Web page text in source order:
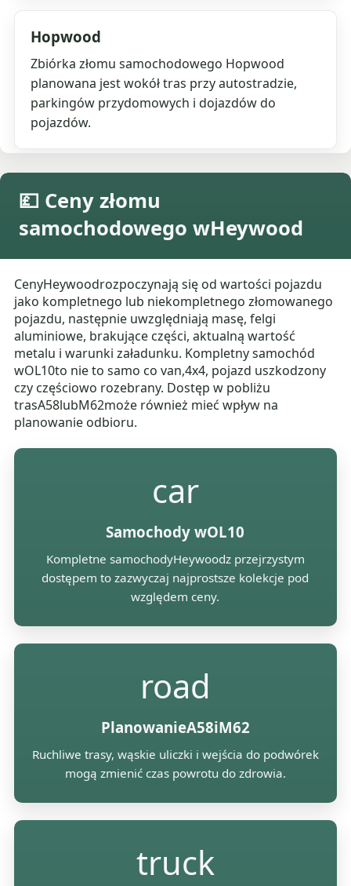
Hopwood
Zbiórka złomu samochodowego Hopwood
planowana jest wokół tras przy autostradzie,
parkingów przydomowych i dojazdów do
pojazdów.
💷 Ceny złomu
samochodowego wHeywood
CenyHeywoodrozpoczynają się od wartości pojazdu
jako kompletnego lub niekompletnego złomowanego
pojazdu, następnie uwzględniają masę, felgi
aluminiowe, brakujące części, aktualną wartość
metalu i warunki załadunku. Kompletny samochód
wOL10to nie to samo co van,4x4, pojazd uszkodzony
czy częściowo rozebrany. Dostęp w pobliżu
trasA58lubM62może również mieć wpływ na
planowanie odbioru.
car
Samochody wOL10
Kompletne samochodyHeywoodz przejrzystym
dostępem to zazwyczaj najprostsze kolekcje pod
względem ceny.
road
PlanowanieA58iM62
Ruchliwe trasy, wąskie uliczki i wejścia do podwórek
mogą zmienić czas powrotu do zdrowia.
truck